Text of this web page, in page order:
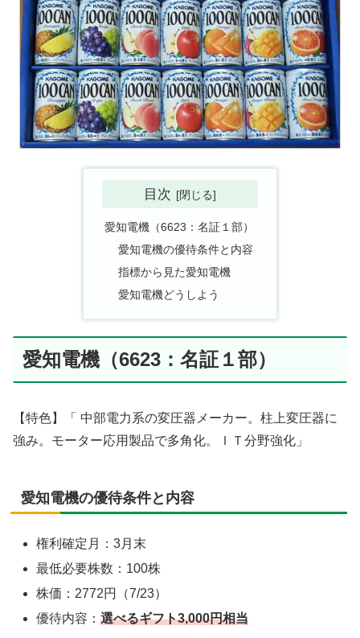
目次
愛知電機（6623：名証１部）
愛知電機の優待条件と内容
指標から見た愛知電機
愛知電機どうしよう
愛知電機（6623：名証１部）
【特色】「 中部電力系の変圧器メーカー。柱上変圧器に
強み。モーター応用製品で多角化。ＩＴ分野強化」
愛知電機の優待条件と内容
権利確定月：3月末
最低必要株数：100株
株価：2772円（7/23）
優待内容：選べるギフト3,000円相当